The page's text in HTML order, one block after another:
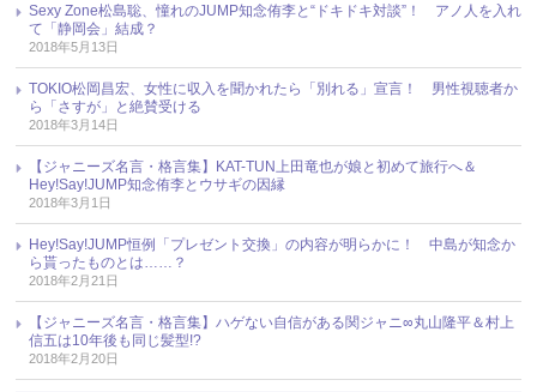
Sexy Zone松島聡、憧れのJUMP知念侑李と“ドキドキ対談”！ アノ人を入れ
て「静岡会」結成？
2018年5月13日
TOKIO松岡昌宏、女性に収入を聞かれたら「別れる」宣言！ 男性視聴者か
ら「さすが」と絶賛受ける
2018年3月14日
【ジャニーズ名言・格言集】KAT-TUN上田竜也が娘と初めて旅行へ＆
Hey!Say!JUMP知念侑李とウサギの因縁
2018年3月1日
Hey!Say!JUMP恒例「プレゼント交換」の内容が明らかに！ 中島が知念か
ら貰ったものとは……？
2018年2月21日
【ジャニーズ名言・格言集】ハゲない自信がある関ジャニ∞丸山隆平＆村上
信五は10年後も同じ髪型!?
2018年2月20日